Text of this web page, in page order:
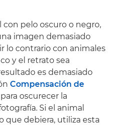
pelo oscuro o negro,
imagen demasiado
lo contrario con animales
y el retrato sea
es demasiado
Compensación de
oscurecer la
Si el animal
que debiera, utiliza esta